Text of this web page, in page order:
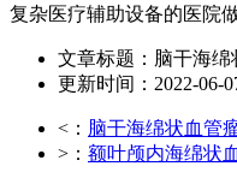
复杂医疗辅助设备的医院
文章标题：脑干海绵
更新时间：2022-06-
<： 脑干海绵状血管
>： 额叶颅内海绵状